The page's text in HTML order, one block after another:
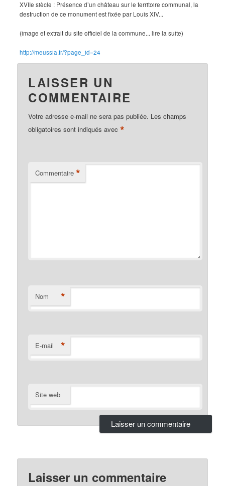
XVIIe siècle : Présence d’un château sur le territoire communal, la
destruction de ce monument est fixée par Louis XIV...
(image et extrait du site officiel de la commune... lire la suite)
http://meussia.fr/?page_id=24
LAISSER UN
COMMENTAIRE
Votre adresse e-mail ne sera pas publiée. Les champs
obligatoires sont indiqués avec*
Commentaire *
Nom *
E-mail *
Site web
Laisser un commentaire